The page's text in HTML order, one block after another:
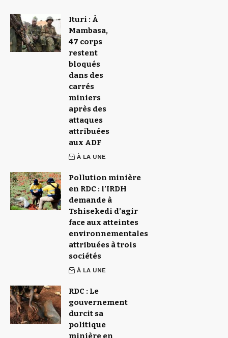
Ituri : À
Mambasa,
47 corps
restent
bloqués
dans des
carrés
miniers
après des
attaques
attribuées
aux ADF
À LA UNE
Pollution minière
en RDC : l’IRDH
demande à
Tshisekedi d’agir
face aux atteintes
environnementales
attribuées à trois
sociétés
À LA UNE
RDC : Le
gouvernement
durcit sa
politique
minière en